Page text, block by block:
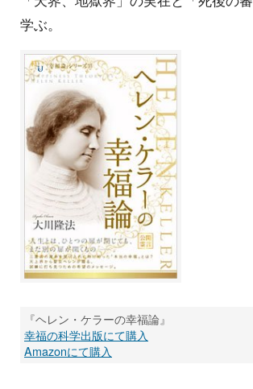
学ぶ。
『ヘレン・ケラーの幸福論』
幸福の科学出版にて購入
Amazonにて購入